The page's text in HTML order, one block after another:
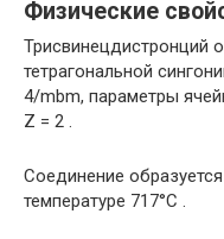
Физические
Трисвинецдистронций
тетрагональной
4/mbm, параметры
Z = 2 .
Соединение
температуре 717°C .